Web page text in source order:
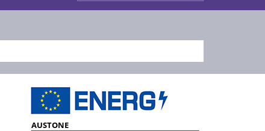
AUSTONE